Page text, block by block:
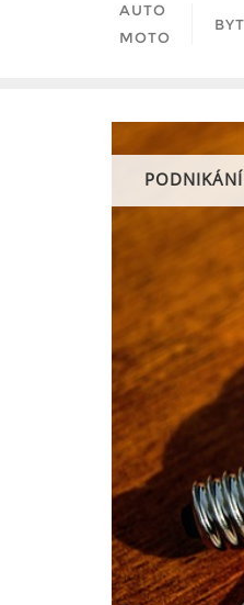
AUTO
MOTO
BYT
PODNIKÁNÍ